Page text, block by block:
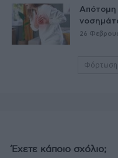
Απότομη
26
Φόρτωση
Έχετε κάποιο σχόλιο;